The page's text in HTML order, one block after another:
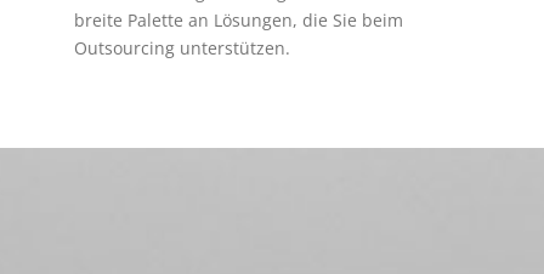
breite Palette an Lösungen, die Sie beim
Outsourcing unterstützen.